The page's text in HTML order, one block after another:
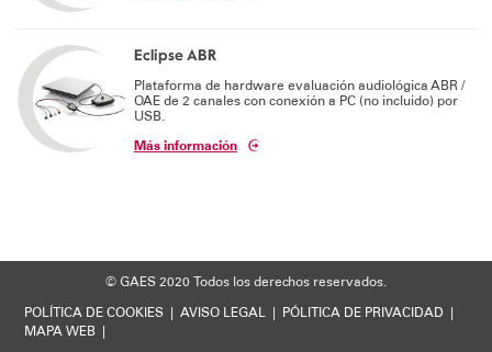
Eclipse ABR
Plataforma de hardware evaluación audiológica ABR /
OAE de 2 canales con conexión a PC (no incluido) por
USB.
Más información
© GAES 2020 Todos los derechos reservados.
POLÍTICA DE COOKIES | AVISO LEGAL | PÓLITICA DE PRIVACIDAD |
MAPA WEB |